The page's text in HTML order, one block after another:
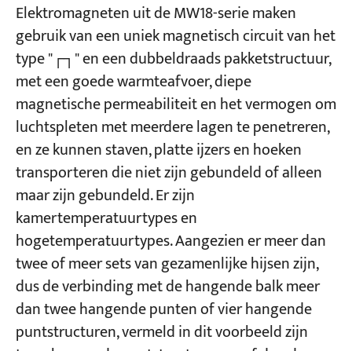
Projecten
Bloggen
Nieuws
Toepassingen
Over ons
Contacteer ons
Elektromagneten uit de MW18-serie maken
gebruik van een uniek magnetisch circuit van het
type "┌┐" en een dubbeldraads pakketstructuur,
met een goede warmteafvoer, diepe
magnetische permeabiliteit en het vermogen om
luchtspleten met meerdere lagen te penetreren,
en ze kunnen staven, platte ijzers en hoeken
transporteren die niet zijn gebundeld of alleen
maar zijn gebundeld. Er zijn
kamertemperatuurtypes en
hogetemperatuurtypes. Aangezien er meer dan
twee of meer sets van gezamenlijke hijsen zijn,
dus de verbinding met de hangende balk meer
dan twee hangende punten of vier hangende
puntstructuren, vermeld in dit voorbeeld zijn